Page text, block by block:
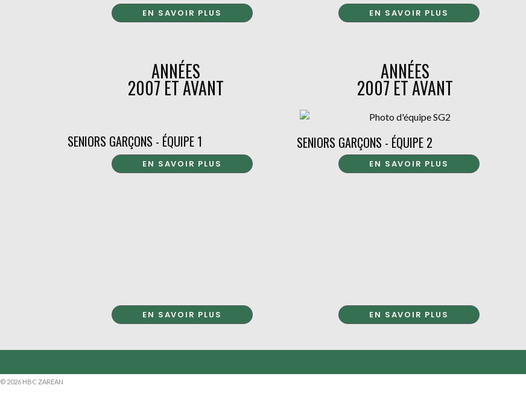
EN SAVOIR PLUS EN SAVOIR PLUS
EN SAVOIR PLUS EN SAVOIR PLUS
ANNÉES
2007 ET AVANT
SENIORS GARÇONS - ÉQUIPE 1
EN SAVOIR PLUS
ANNÉES
2007 ET AVANT
SENIORS GARÇONS - ÉQUIPE 2
EN SAVOIR PLUS
© 2026 HBC ZAREAN